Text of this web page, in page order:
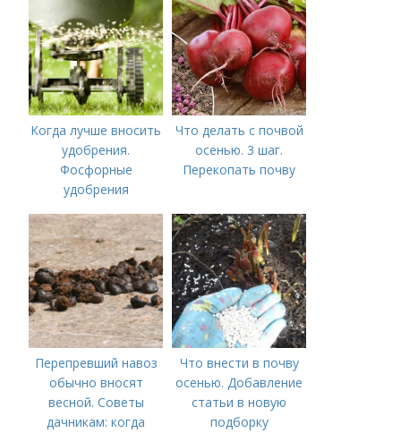
Когда лучше вносить
удобрения.
Фосфорные
удобрения
Что делать с почвой
осенью. 3 шаг.
Перекопать почву
Перепревший навоз
обычно вносят
весной. Советы
дачникам: когда
Что внести в почву
осенью. Добавление
статьи в новую
подборку